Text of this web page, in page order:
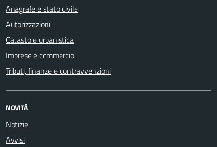
Anagrafe e stato civile
Autorizzazioni
Catasto e urbanistica
Imprese e commercio
Tributi, finanze e contravvenzioni
NOVITÀ
Notizie
Avvisi